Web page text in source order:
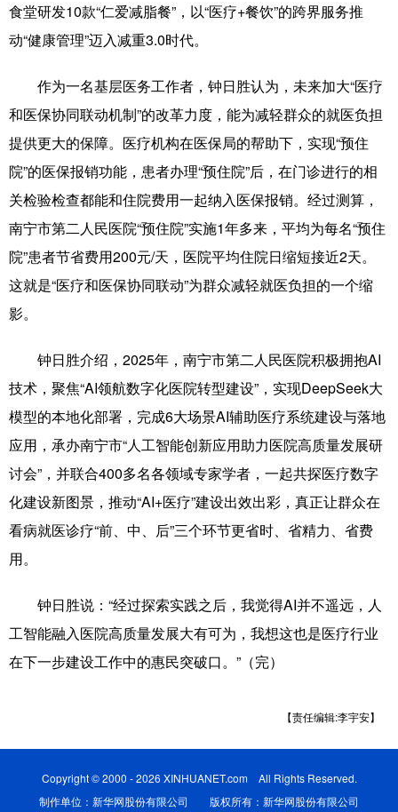
Русский язык 日本語 한국어
食堂研发10款“仁爱减脂餐”，以“医疗+餐饮”的跨界服务推
动“健康管理”迈入减重3.0时代。
作为一名基层医务工作者，钟日胜认为，未来加大“医疗
和医保协同联动机制”的改革力度，能为减轻群众的就医负担
提供更大的保障。医疗机构在医保局的帮助下，实现“预住
院”的医保报销功能，患者办理“预住院”后，在门诊进行的相
关检验检查都能和住院费用一起纳入医保报销。经过测算，
南宁市第二人民医院“预住院”实施1年多来，平均为每名“预住
院”患者节省费用200元/天，医院平均住院日缩短接近2天。
这就是“医疗和医保协同联动”为群众减轻就医负担的一个缩
影。
钟日胜介绍，2025年，南宁市第二人民医院积极拥抱AI
技术，聚焦“AI领航数字化医院转型建设”，实现DeepSeek大
模型的本地化部署，完成6大场景AI辅助医疗系统建设与落地
应用，承办南宁市“人工智能创新应用助力医院高质量发展研
讨会”，并联合400多名各领域专家学者，一起共探医疗数字
化建设新图景，推动“AI+医疗”建设出效出彩，真正让群众在
看病就医诊疗“前、中、后”三个环节更省时、省精力、省费
用。
钟日胜说：“经过探索实践之后，我觉得AI并不遥远，人
工智能融入医院高质量发展大有可为，我想这也是医疗行业
在下一步建设工作中的惠民突破口。”（完）
【责任编辑:李宇安】
Copyright © 2000 - 2026 XINHUANET.com All Rights Reserved.
制作单位：新华网股份有限公司 版权所有：新华网股份有限公司